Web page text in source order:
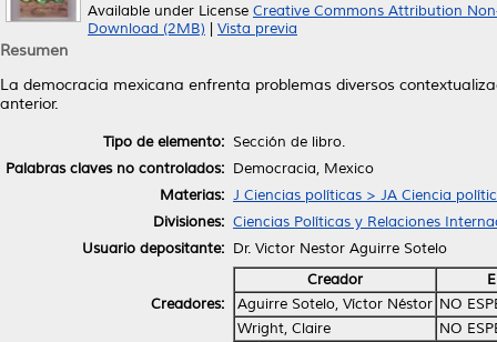
Available under License Creative Commons Attribution
Download (2MB)
Vista previa
Resumen
La democracia mexicana enfrenta problemas diversos
anterior.
Tipo de elemento: Sección de libro.
Palabras claves no controlados: Democracia, Mexico
Materias: J Ciencias políticas > JA Ciencia
Divisiones: Ciencias Políticas y Relaciones
Usuario depositante: Dr. Victor Nestor Aguirre Sotelo
Creadores:
Creador
Aguirre Sotelo, Víctor Néstor NO
Wright, Claire
NO